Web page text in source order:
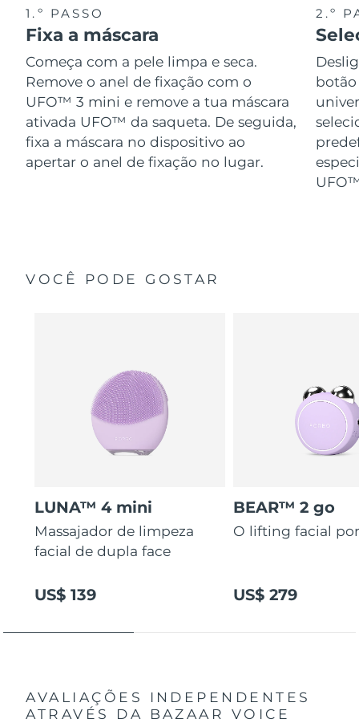
1.º PASSO
Fixa a máscara
Começa com a pele limpa e seca.
Remove o anel de fixação com o
UFO™ 3 mini e remove a tua máscara
ativada UFO™ da saqueta. De seguida,
fixa a máscara no dispositivo ao
apertar o anel de fixação no lugar.
2.º
botão
VOCÊ PODE GOSTAR
LUNA™ 4 mini
Massajador de limpeza
facial de dupla face
US$ 139
BEAR™ 2 go
O lifting facial
US$ 279
AVALIAÇÕES INDEPENDENTES
ATRAVÉS DA BAZAAR VOICE